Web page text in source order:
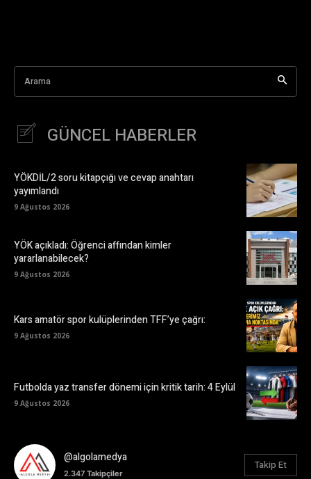
Arama
GÜNCEL HABERLER
YÖKDİL/2 soru kitapçığı ve cevap anahtarı
yayımlandı
9 Ağustos 2026
YÖK açıkladı: Öğrenci affından kimler
yararlanabilecek?
9 Ağustos 2026
Kars amatör spor kulüplerinden TFF’ye çağrı:
9 Ağustos 2026
Futbolda yaz transfer dönemi için kritik tarih: 4 Eylül
9 Ağustos 2026
@algolamedya
2.347 Takipçiler
Takip Et